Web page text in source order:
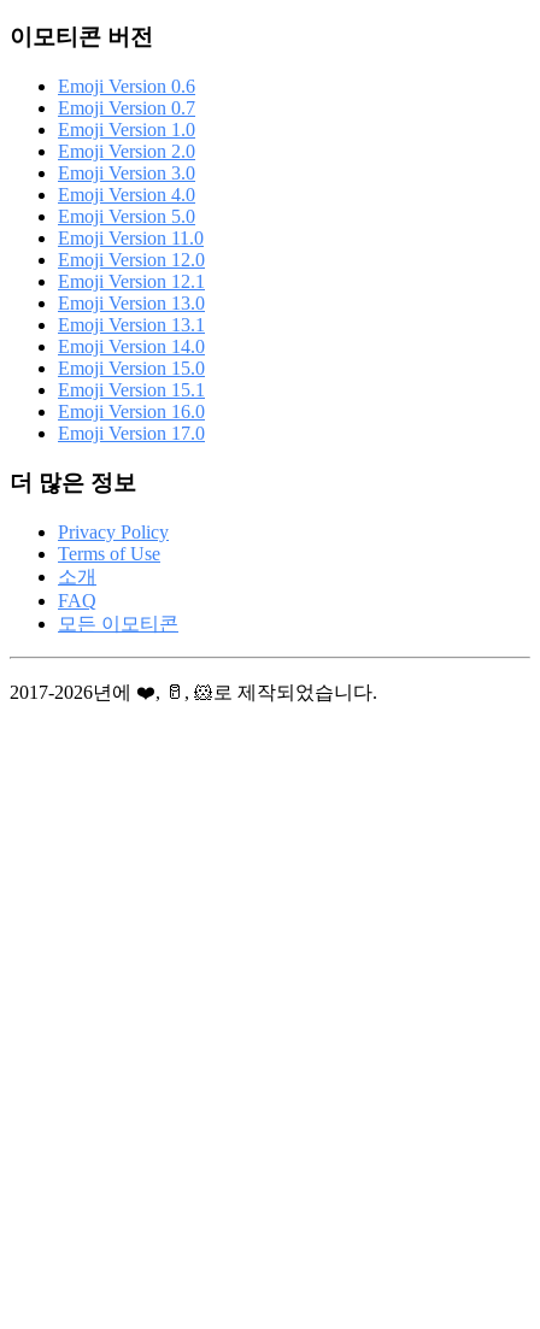
이모티콘 버전
Emoji Version 0.6
Emoji Version 0.7
Emoji Version 1.0
Emoji Version 2.0
Emoji Version 3.0
Emoji Version 4.0
Emoji Version 5.0
Emoji Version 11.0
Emoji Version 12.0
Emoji Version 12.1
Emoji Version 13.0
Emoji Version 13.1
Emoji Version 14.0
Emoji Version 15.0
Emoji Version 15.1
Emoji Version 16.0
Emoji Version 17.0
더 많은 정보
Privacy Policy
Terms of Use
소개
FAQ
모든 이모티콘
2017-2026년에 ❤️, 🥛, 🐹로 제작되었습니다.